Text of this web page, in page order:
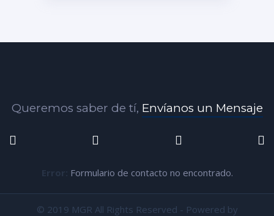
Queremos saber de tí, Envíanos un Mensaje
Error: Formulario de contacto no encontrado.
© 2019 MGR All Rights Reserved - Powered by